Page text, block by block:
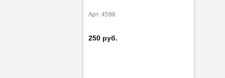
Арт. 4598
250 руб.